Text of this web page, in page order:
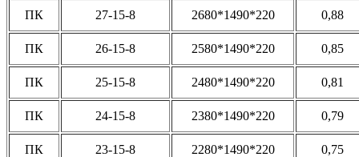
ПК 27-15-8 2680*1490*220 0,88
ПК 26-15-8 2580*1490*220 0,85
ПК 25-15-8 2480*1490*220 0,81
ПК 24-15-8 2380*1490*220 0,79
ПК 23-15-8 2280*1490*220 0,75